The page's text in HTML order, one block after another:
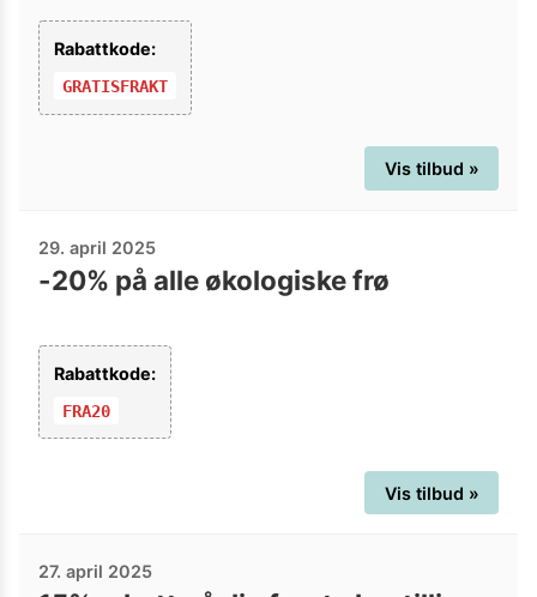
Rabattkode:
GRATISFRAKT
Vis tilbud »
29. april 2025
-20% på alle økologiske frø
Rabattkode:
FRA20
Vis tilbud »
27. april 2025